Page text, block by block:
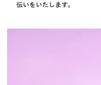
伝いをいたします。